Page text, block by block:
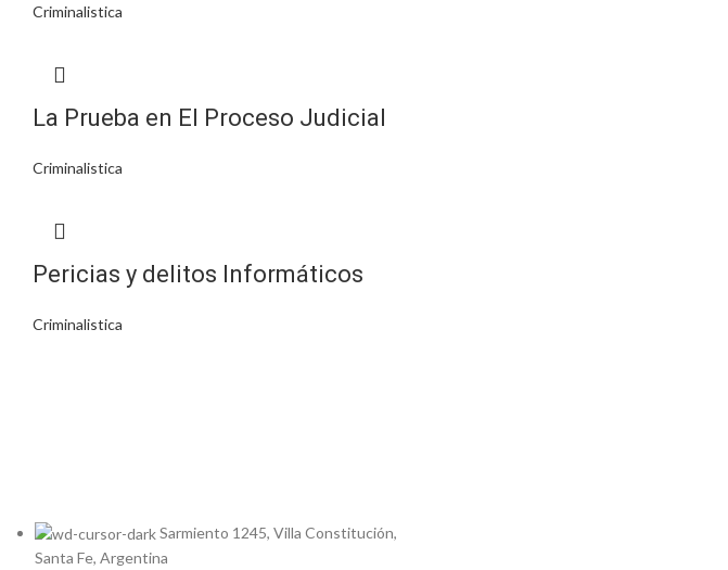
Criminalistica
La Prueba en El Proceso Judicial
Criminalistica
Pericias y delitos Informáticos
Criminalistica
Sarmiento 1245, Villa Constitución,
Santa Fe, Argentina